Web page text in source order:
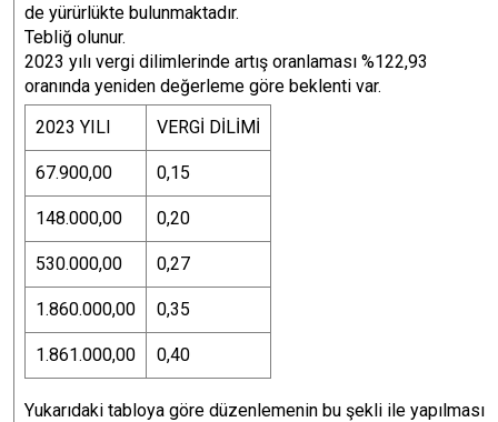
de yürürlükte bulunmaktadır.
Tebliğ olunur.
2023 yılı vergi dilimlerinde artış oranlaması %122,93
oranında yeniden değerleme göre beklenti var.
2023 YILI
VERGİ DİLİMİ
67.900,00 0,15
148.000,00 0,20
530.000,00 0,27
1.860.000,00 0,35
1.861.000,00 0,40
Yukarıdaki tabloya göre düzenlemenin bu şekli ile yapılması